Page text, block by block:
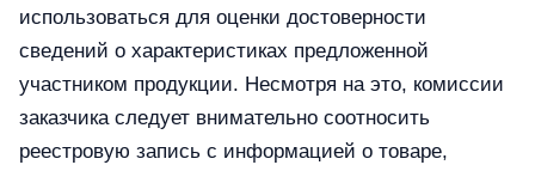
использоваться для оценки достоверности
сведений о характеристиках предложенной
участником продукции. Несмотря на это, комиссии
заказчика следует внимательно соотносить
реестровую запись с информацией о товаре,